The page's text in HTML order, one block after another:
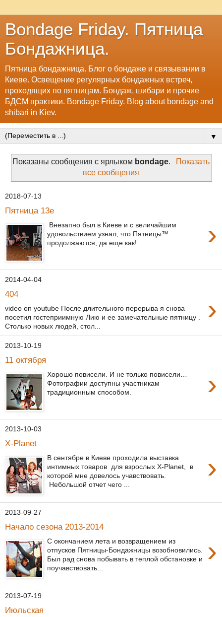
Bondage Friday. Пятница
Бондажница.
Пятница бондажница. Блог о бондаже и связывании в
Киеве. Освещение регулярных бондажных встреч,
проходящих по пятницам. Бондаж, шибари и прочие
БДСМ практики. Bondage Friday. Blog about bondage and
shibari in Kiev.
▼
Показаны сообщения с ярлыком bondage.
Показать
все сообщения
2018-07-13
Пятница 13е
›
Внезапно был в Киеве и с величайшим
удовольствием узнал, что Пятницы™
продолжаются, да еще как!
2014-04-04
404 ›
video on youtube После длительного перерыва я снова
посетил гостеприимную Лию и ее замечательные пятницу .
Столько новых людей, стол...
2013-10-19
11 октября
›
Хорошо повисели. И не только повисели…
Фотографии доступны участникам
традиционным способом.
2013-10-03
X-Planet
›
В сентябре в Киеве проходила выставка
интимных товаров для взрослых X-Planet, в
которой мне довелось учавствовать.
Небольшой отчет чего ...
2013-09-27
Начало сезона 2013-2014
›
С окончанием лета и возвращением из
отпусков Пятницы-Бондажницы возобновились.
Был рад снова побывать в теплой обстановке и
поучавствовать...
2013-07-19
Июльская